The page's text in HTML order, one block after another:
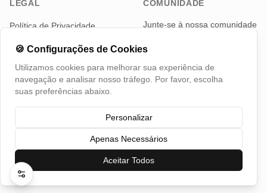
LEGAL
Política de Privacidade
Termos de Serviço
COMUNIDADE
Junte-se à nossa comunidade
atualizações
Telegram
TotMap, Todos os direitos reservados
Mudar País
🍪 Configurações de Cookies
Utilizamos cookies para melhorar sua experiência de
navegação e analisar nosso tráfego. Por favor, escolha
suas preferências abaixo.
Personalizar
Apenas Necessários
Aceitar Todos